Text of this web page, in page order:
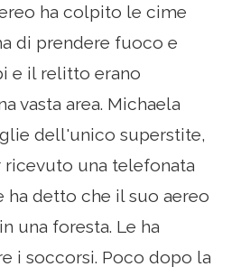
ha colpito le cime
di prendere fuoco e
e il relitto erano
vasta area. Michaela
dell'unico superstite,
ricevuto una telefonata
ha detto che il suo aereo
una foresta. Le ha
i soccorsi. Poco dopo la